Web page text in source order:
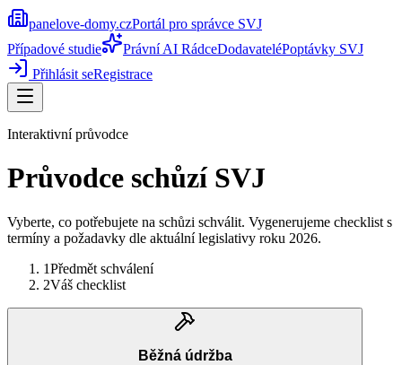
panelove-domy.czPortál pro správce SVJ
Případové studie
Právní AI RádceDodavateléPoptávky SVJ
Přihlásit seRegistrace
Interaktivní průvodce
Průvodce schůzí SVJ
Vyberte, co potřebujete na schůzi schválit. Vygenerujeme checklist s
termíny a požadavky dle aktuální legislativy roku 2026.
1Předmět schválení
2Váš checklist
Běžná údržba